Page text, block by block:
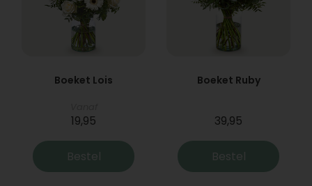
Boeket Lois
19,95
Bestel
Boeket Ruby
39,95
Bestel